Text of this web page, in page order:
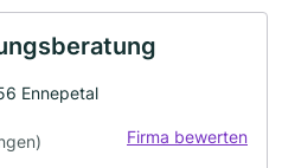
Ennepetal
Firma bewerten